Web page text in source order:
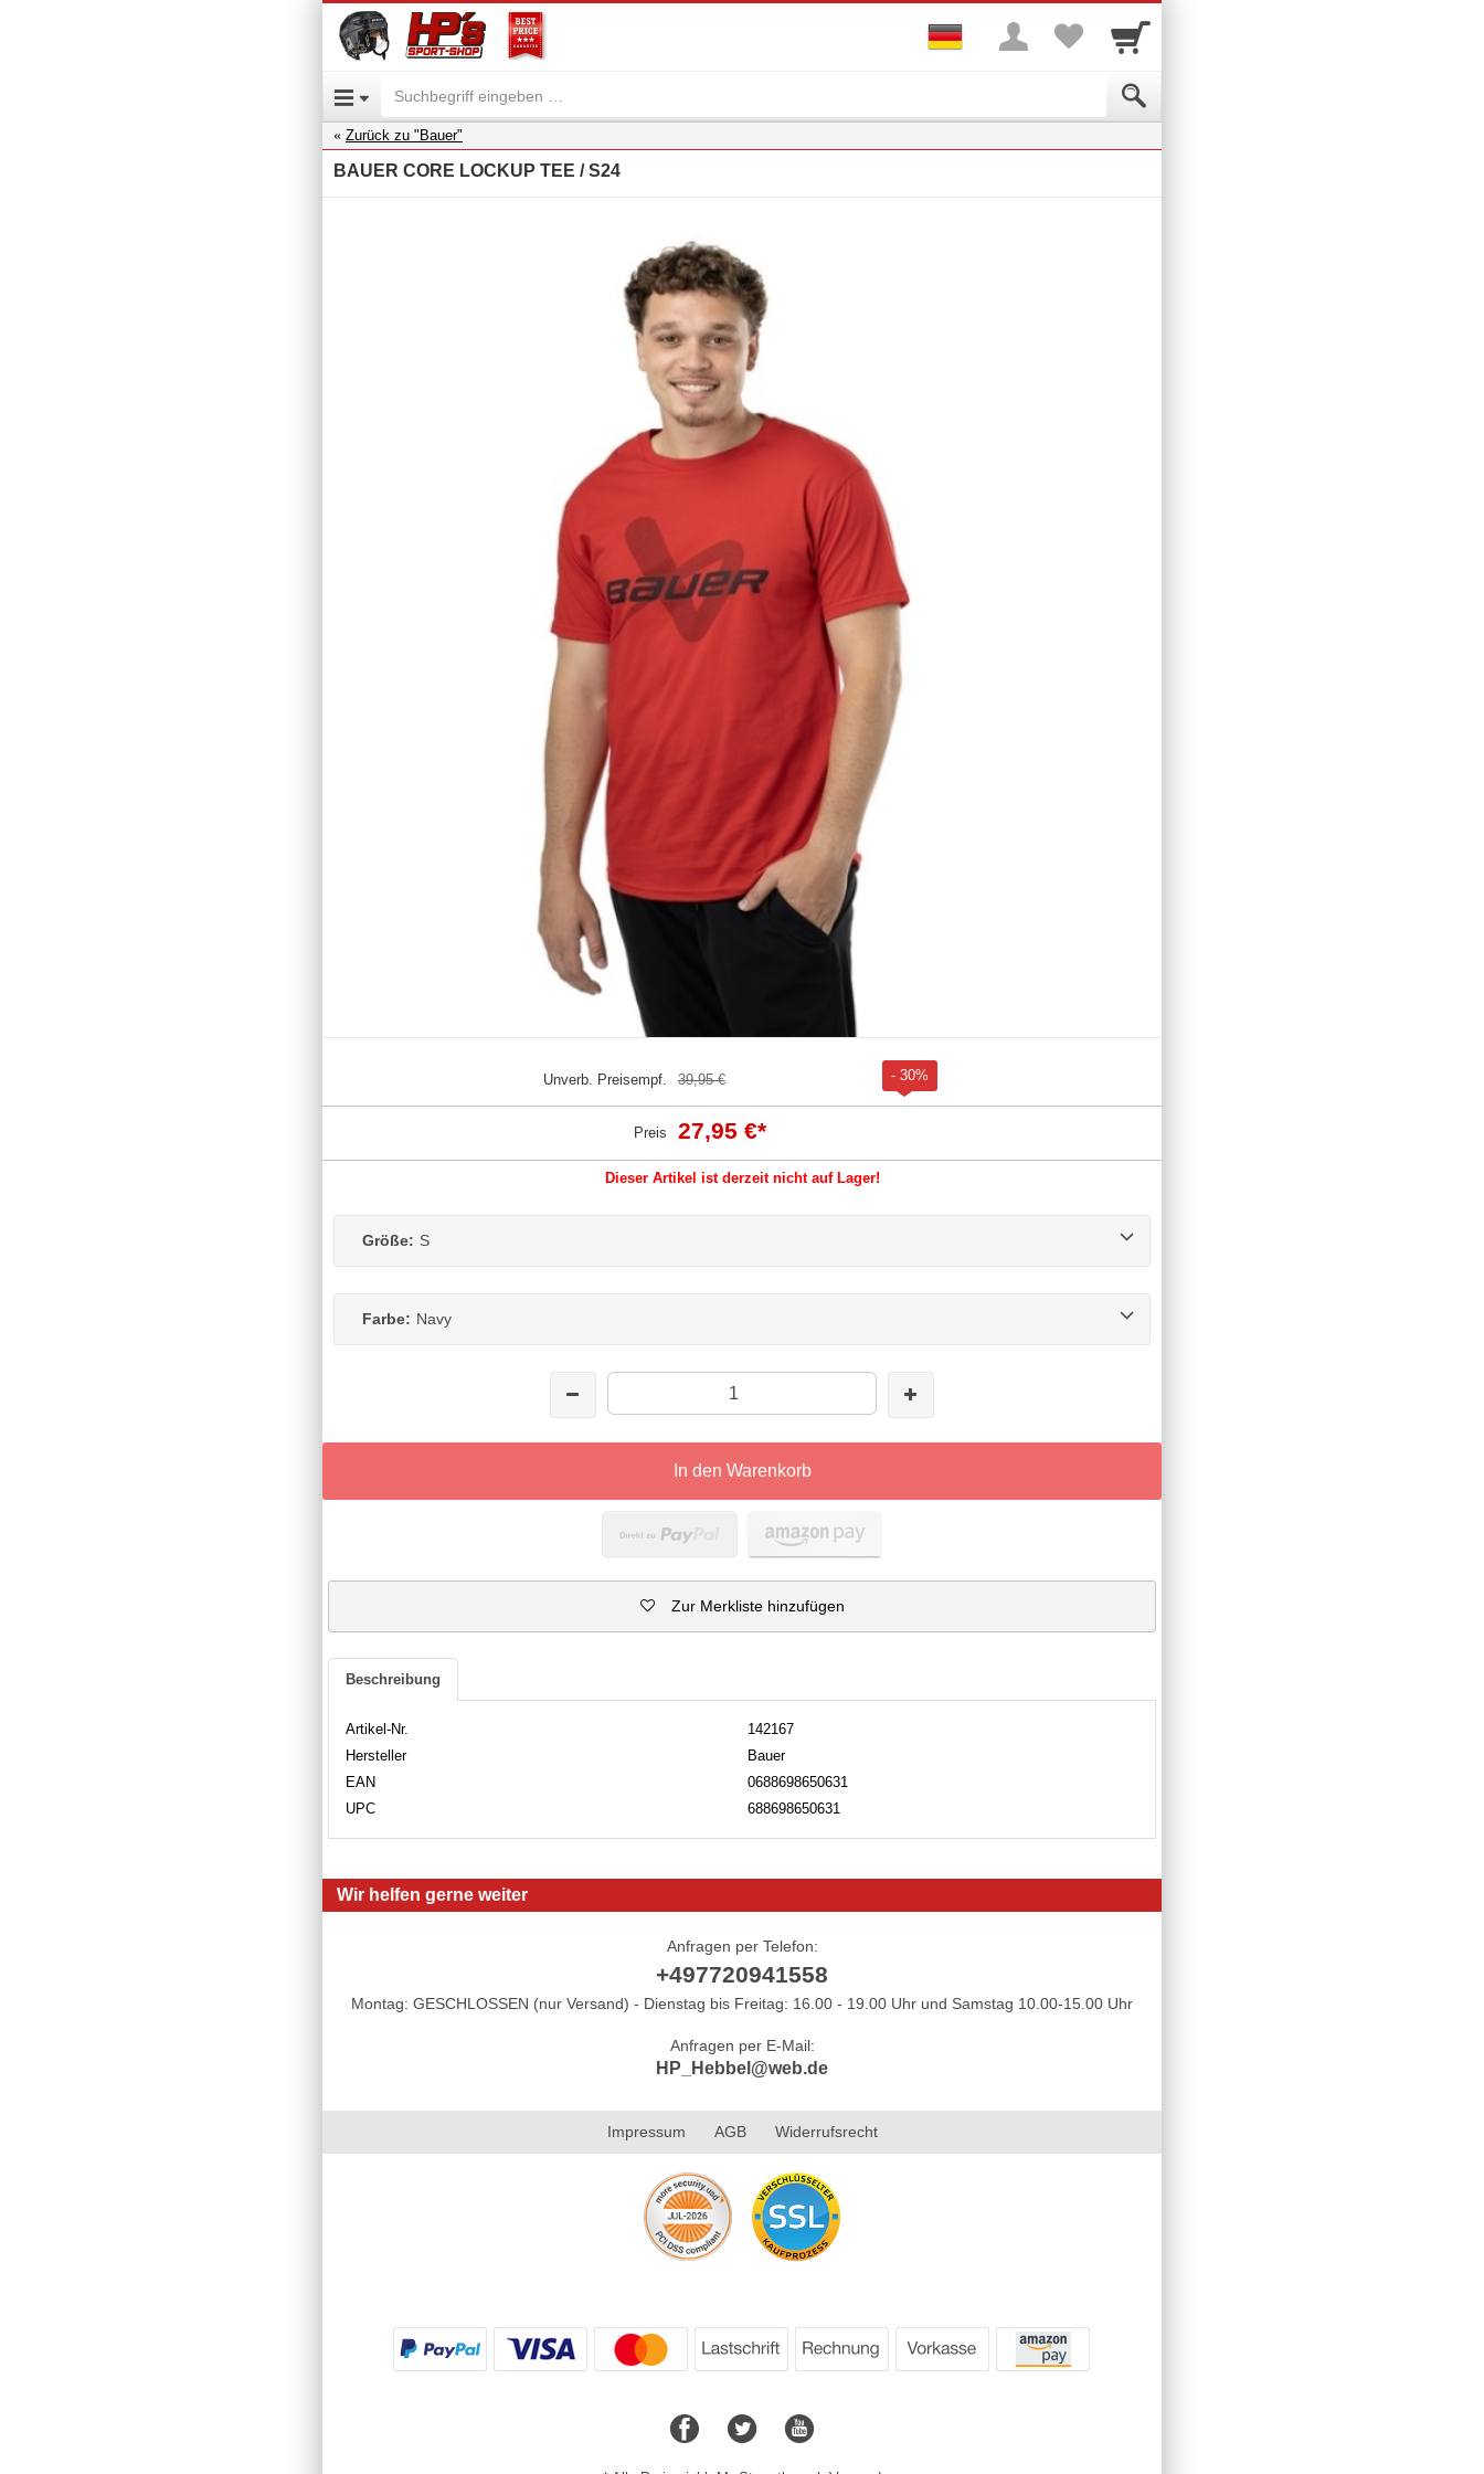
Zurück zu "Bauer"
BAUER CORE LOCKUP TEE / S24
Unverb. Preisempf. 39,95 € - 30%
Preis 27,95 €*
Dieser Artikel ist derzeit nicht auf Lager!
Größe: S
Farbe: Navy
In den Warenkorb
Zur Merkliste hinzufügen
Beschreibung
Artikel-Nr.
142167
Hersteller
Bauer
EAN
0688698650631
UPC
688698650631
Wir helfen gerne weiter
Anfragen per Telefon:
+497720941558
Montag: GESCHLOSSEN (nur Versand) - Dienstag bis Freitag: 16.00 - 19.00 Uhr und Samstag 10.00-15.00 Uhr
Anfragen per E-Mail:
HP_Hebbel@web.de
Impressum AGB Widerrufsrecht